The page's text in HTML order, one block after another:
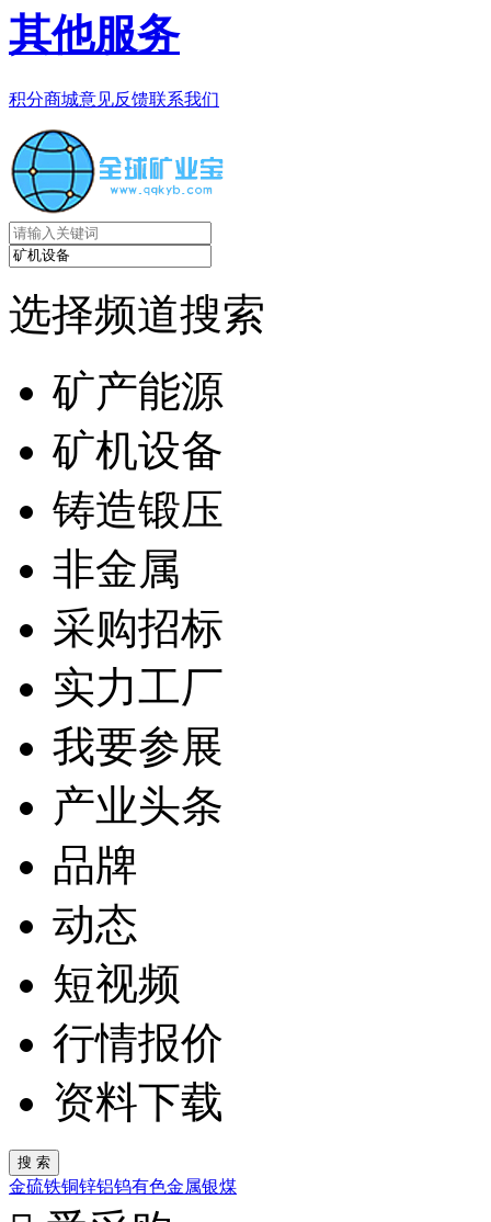
其他服务
积分商城意见反馈联系我们
选择频道搜索
矿产能源
矿机设备
铸造锻压
非金属
采购招标
实力工厂
我要参展
产业头条
品牌
动态
短视频
行情报价
资料下载
金硫铁铜锌铝钨有色金属银煤